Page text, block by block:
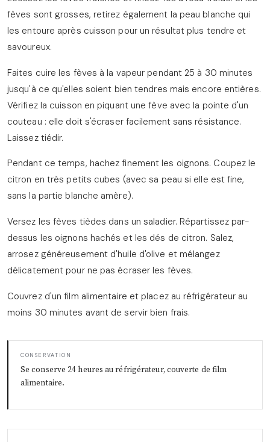
fèves sont grosses, retirez également la peau blanche qui
les entoure après cuisson pour un résultat plus tendre et
savoureux.
Faites cuire les fèves à la vapeur pendant 25 à 30 minutes
jusqu'à ce qu'elles soient bien tendres mais encore entières.
Vérifiez la cuisson en piquant une fève avec la pointe d'un
couteau : elle doit s'écraser facilement sans résistance.
Laissez tiédir.
Pendant ce temps, hachez finement les oignons. Coupez le
citron en très petits cubes (avec sa peau si elle est fine,
sans la partie blanche amère).
Versez les fèves tièdes dans un saladier. Répartissez par-
dessus les oignons hachés et les dés de citron. Salez,
arrosez généreusement d'huile d'olive et mélangez
délicatement pour ne pas écraser les fèves.
Couvrez d'un film alimentaire et placez au réfrigérateur au
moins 30 minutes avant de servir bien frais.
CONSERVATION
Se conserve 24 heures au réfrigérateur, couverte de film
alimentaire.